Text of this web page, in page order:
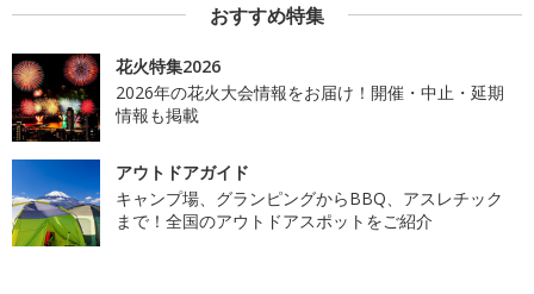
おすすめ特集
花火特集2026
2026年の花火大会情報をお届け！開催・中止・延期
情報も掲載
アウトドアガイド
キャンプ場、グランピングからBBQ、アスレチック
まで！全国のアウトドアスポットをご紹介